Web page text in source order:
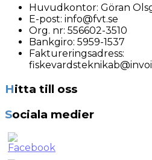
Huvudkontor: Göran
E-post: info@fvt.se
Org. nr: 556602-3510
Bankgiro: 5959-1537
Faktureringsadress:
Hitta till oss
Sociala medier